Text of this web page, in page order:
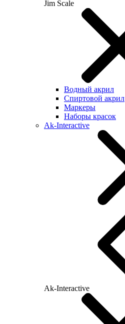
Jim Scale
Водный акрил
Спиртовой акрил
Маркеры
Наборы красок
Ak-Interactive
Ak-Interactive